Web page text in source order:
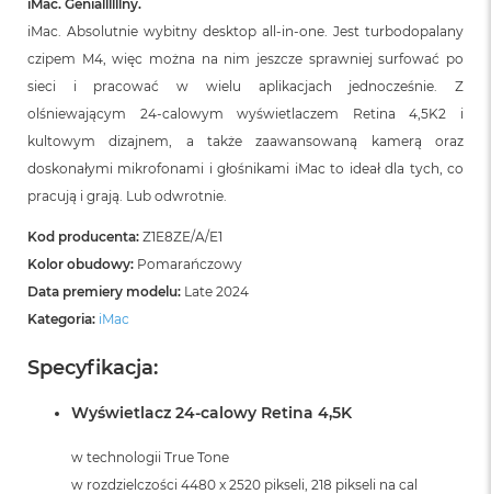
iMac. Geniallllllny.
iMac. Absolutnie wybitny desktop all‑in‑one. Jest turbodopalany
czipem M4, więc można na nim jeszcze sprawniej surfować po
sieci i pracować w wielu aplikacjach jednocześnie. Z
olśniewającym 24‑calowym wyświetlaczem Retina 4,5K2 i
kultowym dizajnem, a także zaawansowaną kamerą oraz
doskonałymi mikrofonami i głośnikami iMac to ideał dla tych, co
pracują i grają. Lub odwrotnie.
Kod producenta: Z1E8ZE/A/E1
Kolor obudowy: Pomarańczowy
Data premiery modelu: Late 2024
Kategoria: iMac
Specyfikacja:
Wyświetlacz 24-calowy Retina 4,5K
w technologii True Tone
w rozdzielczości 4480 x 2520 pikseli, 218 pikseli na cal